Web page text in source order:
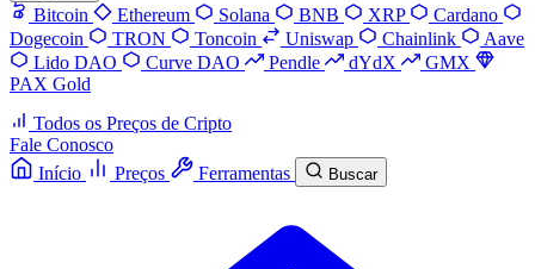
Bitcoin Ethereum Solana BNB XRP
Cardano
Dogecoin
TRON Toncoin Uniswap Chainlink
Aave
Lido DAO
Curve DAO Pendle dYdX
GMX
PAX Gold
Todos os Preços de Cripto
Fale Conosco
Início
Preços Ferramentas Buscar